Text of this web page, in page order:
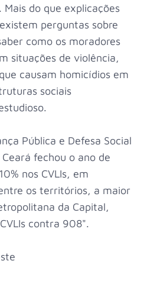
do que explicações
perguntas sobre
como os moradores
situações de violência,
causam homicídios em
sociais
Pública e Defesa Social
Ceará fechou o ano de
nos CVLIs, em
os territórios, a maior
da Capital,
contra 908".